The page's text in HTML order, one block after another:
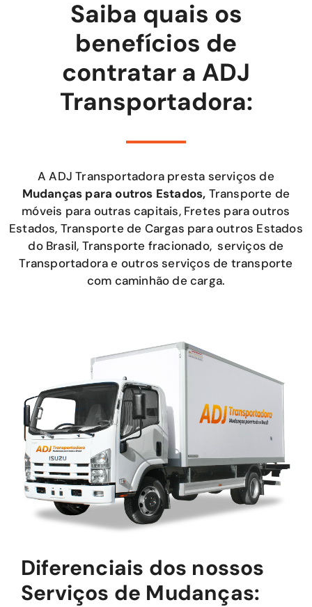
Saiba quais os
benefícios de
contratar a ADJ
Transportadora:
A ADJ Transportadora presta serviços de
Mudanças para outros Estados, Transporte de
móveis para outras capitais, Fretes para outros
Estados, Transporte de Cargas para outros Estados
do Brasil, Transporte fracionado, serviços de
Transportadora e outros serviços de transporte
com caminhão de carga.
Diferenciais dos nossos
Serviços de Mudanças: